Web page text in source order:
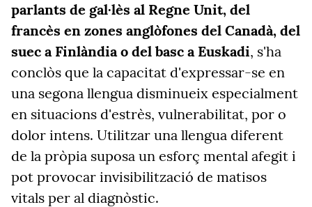
parlants de gal·lès al Regne Unit, del
francès en zones anglòfones del Canadà, del
suec a Finlàndia o del basc a Euskadi, s'ha
conclòs que la capacitat d'expressar-se en
una segona llengua disminueix especialment
en situacions d'estrès, vulnerabilitat, por o
dolor intens. Utilitzar una llengua diferent
de la pròpia suposa un esforç mental afegit i
pot provocar invisibilització de matisos
vitals per al diagnòstic.